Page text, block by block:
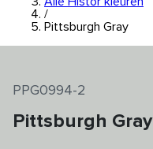
/
Pittsburgh Gray
PPG0994-2
Pittsburgh Gray